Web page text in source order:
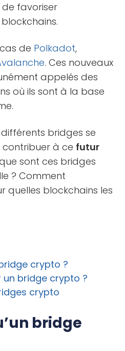
de favoriser
de Polkadot,
. Ces nouveaux
appelés des
où ils sont à la base
bridges se
à ce futur
sont ces bridges
? Comment
quelles blockchains les
crypto ?
bridge crypto ?
crypto
bridge